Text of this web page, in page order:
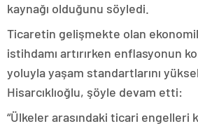
kaynağı olduğunu söyledi.
Ticaretin gelişmekte olan
istihdamı artırırken enflasyonun
yoluyla yaşam standartlarını
Hisarcıklıoğlu, şöyle devam etti:
“Ülkeler arasındaki ticari engelleri